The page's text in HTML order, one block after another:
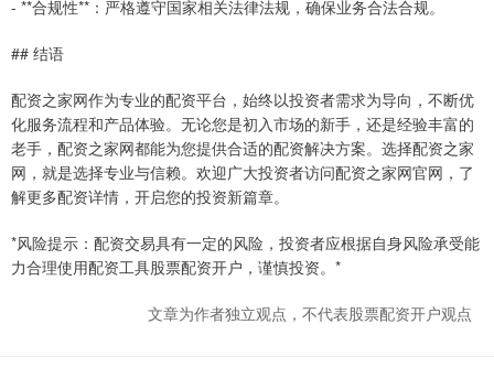
- **合规性**：严格遵守国家相关法律法规，确保业务合法合规。
## 结语
配资之家网作为专业的配资平台，始终以投资者需求为导向，不断优
化服务流程和产品体验。无论您是初入市场的新手，还是经验丰富的
老手，配资之家网都能为您提供合适的配资解决方案。选择配资之家
网，就是选择专业与信赖。欢迎广大投资者访问配资之家网官网，了
解更多配资详情，开启您的投资新篇章。
*风险提示：配资交易具有一定的风险，投资者应根据自身风险承受能
力合理使用配资工具股票配资开户，谨慎投资。*
文章为作者独立观点，不代表股票配资开户观点